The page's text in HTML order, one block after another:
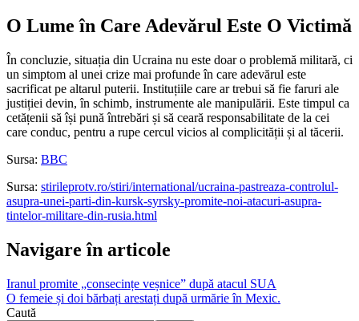
O Lume în Care Adevărul Este O Victimă
În concluzie, situația din Ucraina nu este doar o problemă militară, ci
un simptom al unei crize mai profunde în care adevărul este
sacrificat pe altarul puterii. Instituțiile care ar trebui să fie faruri ale
justiției devin, în schimb, instrumente ale manipulării. Este timpul ca
cetățenii să își pună întrebări și să ceară responsabilitate de la cei
care conduc, pentru a rupe cercul vicios al complicității și al tăcerii.
Sursa: BBC
Sursa: stirileprotv.ro/stiri/international/ucraina-pastreaza-controlul-
asupra-unei-parti-din-kursk-syrsky-promite-noi-atacuri-asupra-
tintelor-militare-din-rusia.html
Navigare în articole
Iranul promite „consecințe veșnice” după atacul SUA
O femeie și doi bărbați arestați după urmărie în Mexic.
Caută